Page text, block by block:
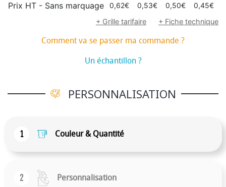
Prix HT - Sans marquage
0,62€ 0,53€ 0,50€ 0,45€
+ Grille tarifaire
+ Fiche technique
Comment va se passer ma commande ?
Un échantillon ?
PERSONNALISATION
1 Couleur & Quantité
2 Personnalisation